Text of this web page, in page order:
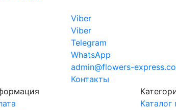
Viber
Viber
Telegram
WhatsApp
admin@flowers-
Контакты
Каталог